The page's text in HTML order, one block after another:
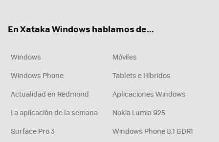
En Xataka Windows hablamos de...
Windows
Móviles
Windows Phone
Tablets e Híbridos
Actualidad en Redmond
Aplicaciones Windows
La aplicación de la semana
Nokia Lumia 925
Surface Pro 3
Windows Phone 8.1 GDR1